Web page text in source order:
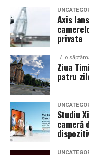
In acest context,
echilibru intre
opteaza pentru
care pot fi folosite si
indiferent de vreme
De ce conteaza tipul
Cluj
Clujul este un oras in
iar drumurile din
cat si trasee
Axis
private
o
Ziua
patru
Studiu
cameră